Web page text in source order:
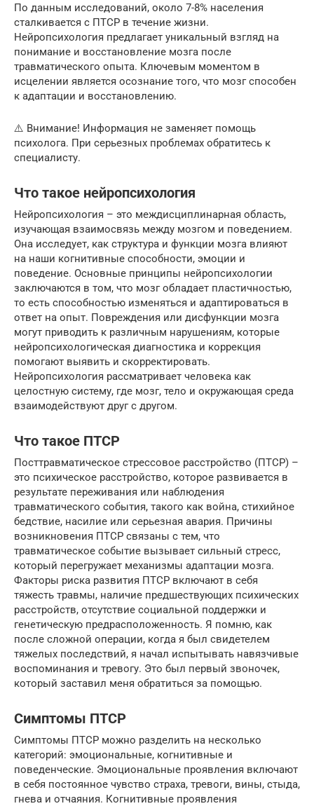
По данным исследований, около 7-8% населения
сталкивается с ПТСР в течение жизни.
Нейропсихология предлагает уникальный взгляд на
понимание и восстановление мозга после
травматического опыта. Ключевым моментом в
исцелении является осознание того, что мозг способен
к адаптации и восстановлению.
⚠️ Внимание! Информация не заменяет помощь
психолога. При серьезных проблемах обратитесь к
специалисту.
Что такое нейропсихология
Нейропсихология – это междисциплинарная область,
изучающая взаимосвязь между мозгом и поведением.
Она исследует, как структура и функции мозга влияют
на наши когнитивные способности, эмоции и
поведение. Основные принципы нейропсихологии
заключаются в том, что мозг обладает пластичностью,
то есть способностью изменяться и адаптироваться в
ответ на опыт. Повреждения или дисфункции мозга
могут приводить к различным нарушениям, которые
нейропсихологическая диагностика и коррекция
помогают выявить и скорректировать.
Нейропсихология рассматривает человека как
целостную систему, где мозг, тело и окружающая среда
взаимодействуют друг с другом.
Что такое ПТСР
Посттравматическое стрессовое расстройство (ПТСР) –
это психическое расстройство, которое развивается в
результате переживания или наблюдения
травматического события, такого как война, стихийное
бедствие, насилие или серьезная авария. Причины
возникновения ПТСР связаны с тем, что
травматическое событие вызывает сильный стресс,
который перегружает механизмы адаптации мозга.
Факторы риска развития ПТСР включают в себя
тяжесть травмы, наличие предшествующих психических
расстройств, отсутствие социальной поддержки и
генетическую предрасположенность. Я помню, как
после сложной операции, когда я был свидетелем
тяжелых последствий, я начал испытывать навязчивые
воспоминания и тревогу. Это был первый звоночек,
который заставил меня обратиться за помощью.
Симптомы ПТСР
Симптомы ПТСР можно разделить на несколько
категорий: эмоциональные, когнитивные и
поведенческие. Эмоциональные проявления включают
в себя постоянное чувство страха, тревоги, вины, стыда,
гнева и отчаяния. Когнитивные проявления